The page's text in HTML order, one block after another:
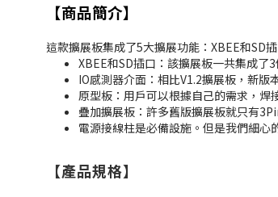
【商品簡介】
這款擴展板集成了5大擴展功能：XBEE和SD
XBEE和SD插口：該擴展板一共集成了
IO感測器介面：相比V1.2擴展板，新
原型板：用戶可以根據自己的需求，焊
疊加擴展板：許多舊版擴展板就只有
電源接線柱是必備設施。但是我們細心
【產品規格】